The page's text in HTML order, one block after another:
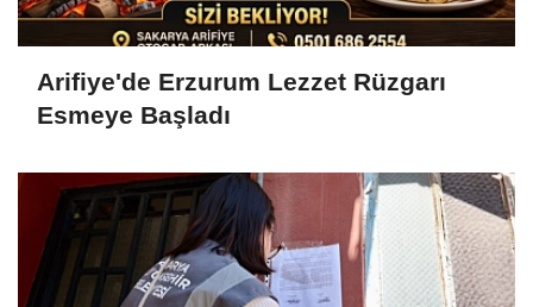
Arifiye'de Erzurum Lezzet Rüzgarı
Esmeye Başladı